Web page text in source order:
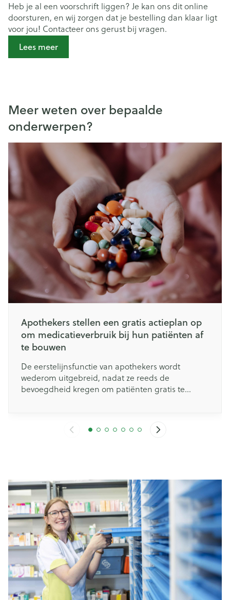
Heb je al een voorschrift liggen? Je kan ons dit online
doorsturen, en wij zorgen dat je bestelling dan klaar ligt
voor jou! Contacteer ons gerust bij vragen.
Lees meer
Meer weten over bepaalde
onderwerpen?
Apothekers stellen een gratis actieplan op
om medicatieverbruik bij hun patiënten af
te bouwen
De eerstelijnsfunctie van apothekers wordt
wederom uitgebreid, nadat ze reeds de
bevoegdheid kregen om patiënten gratis te
mensen die meer dan vijf verschillende soorten
de schouders van overbezette huisartsen.